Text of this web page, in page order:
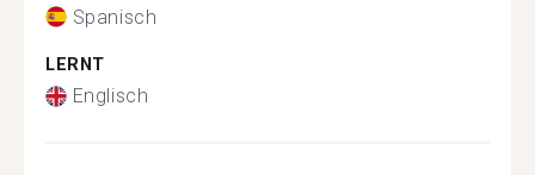
Spanisch
LERNT
Englisch